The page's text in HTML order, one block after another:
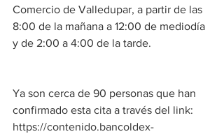
Comercio de Valledupar, a partir de las
8:00 de la mañana a 12:00 de mediodía
y de 2:00 a 4:00 de la tarde.
Ya son cerca de 90 personas que han
confirmado esta cita a través del link:
https://contenido.bancoldex-